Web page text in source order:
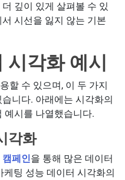
깊이 있게 살펴볼 수 있
시선을 잃지 않는 기본
시각화 예시
할 수 있으며, 이 두 가지
니다. 아래에는 시각화의
예시를 나열했습니다.
각화
캠페인을 통해 많은 데이터
팅 성능 데이터 시각화의